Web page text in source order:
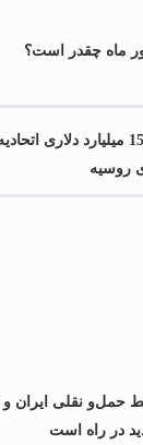
ماه چقدر است؟
خسارت 1500 میلیارد دلاری
روسیه
حمل‌و نقلی ایران
در راه است